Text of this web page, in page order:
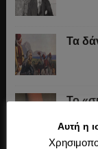
Τα
Το
Αυτή η